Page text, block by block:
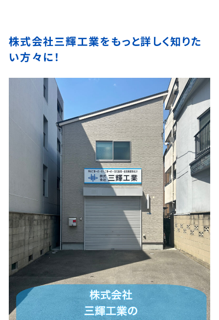
株式会社三輝工業をもっと詳しく知りた
い方々に！